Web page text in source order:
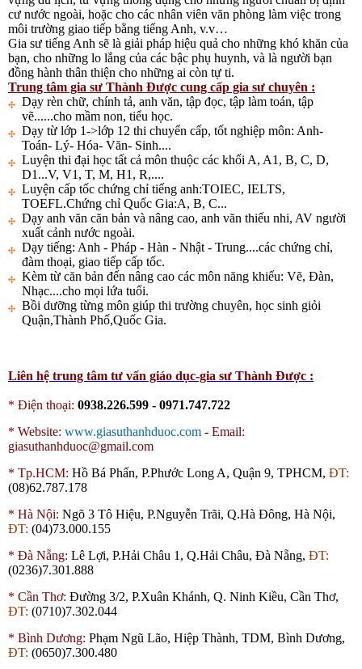
cư nước ngoài, hoặc cho các nhân viên văn phòng làm việc trong
môi trường giao tiếp bằng tiếng Anh, v.v…
Gia sư tiếng Anh sẽ là giải pháp hiệu quả cho những khó khăn của
bạn, cho những lo lắng của các bậc phụ huynh, và là người bạn
đồng hành thân thiện cho những ai còn tự ti.
Trung tâm gia sư Thành Được cung cấp gia sư chuyên :
Dạy rèn chữ, chính tả, anh văn, tập đọc, tập làm toán, tập
vẽ......cho mầm non, tiểu học.
Dạy từ lớp 1->lớp 12 thi chuyển cấp, tốt nghiệp môn: Anh-
Toán- Lý- Hóa- Văn- Sinh....
Luyện thi đại học tất cả môn thuộc các khối A, A1, B, C, D,
D1...V, V1, T, M, H1, R,....
Luyện cấp tốc chứng chỉ tiếng anh:TOIEC, IELTS,
TOEFL.Chứng chỉ Quốc Gia:A, B, C...
Dạy anh văn căn bản và nâng cao, anh văn thiếu nhi, AV người
xuất cảnh nước ngoài.
Dạy tiếng: Anh - Pháp - Hàn - Nhật - Trung....các chứng chỉ,
đàm thoại, giao tiếp cấp tốc.
Kèm từ căn bản đến nâng cao các môn năng khiếu: Vẽ, Đàn,
Nhạc....cho mọi lứa tuổi.
Bồi dưỡng từng môn giúp thi trường chuyên, học sinh giỏi
Quận,Thành Phố,Quốc Gia.
Liên hệ trung tâm tư vấn giáo dục-gia sư Thành Được :
* Điện thoại: 0938.226.599 - 0971.747.722
* Website: www.giasuthanhduoc.com - Email:
giasuthanhduoc@gmail.com
* Tp.HCM: Hồ Bá Phấn, P.Phước Long A, Quận 9, TPHCM, ĐT:
(08)62.787.178
* Hà Nội: Ngõ 3 Tô Hiệu, P.Nguyễn Trãi, Q.Hà Đông, Hà Nội,
ĐT: (04)73.000.155
* Đà Nẵng: Lê Lợi, P.Hải Châu 1, Q.Hải Châu, Đà Nẵng, ĐT:
(0236)7.301.888
* Cần Thơ: Đường 3/2, P.Xuân Khánh, Q. Ninh Kiều, Cần Thơ,
ĐT: (0710)7.302.044
* Bình Dương: Phạm Ngũ Lão, Hiệp Thành, TDM, Bình Dương,
ĐT: (0650)7.300.480